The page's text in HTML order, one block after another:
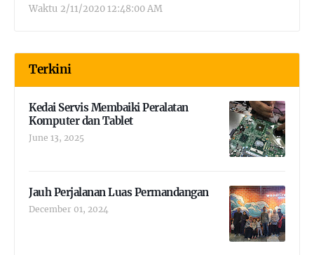
Waktu 2/11/2020 12:48:00 AM
Terkini
Kedai Servis Membaiki Peralatan
Komputer dan Tablet
June 13, 2025
Jauh Perjalanan Luas Permandangan
December 01, 2024